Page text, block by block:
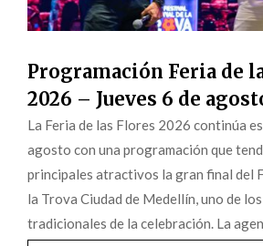
Programación Feria de
2026 – Jueves 6 de
La Feria de las Flores 2026 continúa
agosto con una programación que
principales atractivos la gran final del
la Trova Ciudad de Medellín, uno de
tradicionales de la celebración. La